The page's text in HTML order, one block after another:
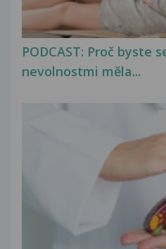
PODCAST: Proč byste
nevolnostmi měla...